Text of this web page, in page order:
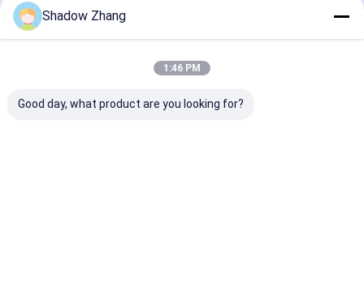
প্রস্তাবিত পণ্য
Shadow Zhang
1:46 PM
Good day, what product are you looking for?